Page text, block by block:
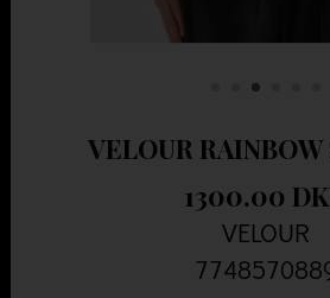
VELOUR RAINBOW
1300.00
VELOUR